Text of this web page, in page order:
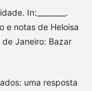
In:________.
e notas de Heloisa
Janeiro: Bazar
uma resposta